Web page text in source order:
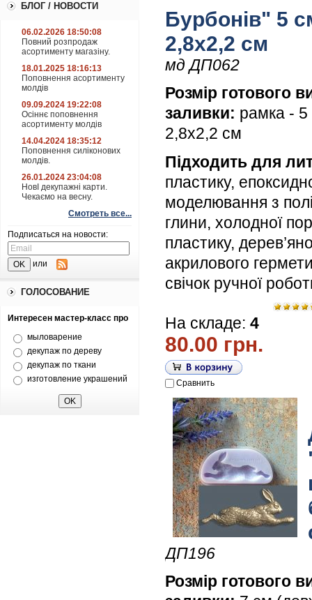
БЛОГ / НОВОСТИ
06.02.2026 18:50:08
Повний розпродаж
асортименту магазіну.
18.01.2025 18:16:13
Поповнення асортименту
молдів
09.09.2024 19:22:08
Осіннє поповнення
асортименту молдів
14.04.2024 18:35:12
Поповнення силіконових
молдів.
26.01.2024 23:04:08
НовІ декупажні карти.
Чекаємо на весну.
Смотреть все...
Подписаться на новости:
или
ГОЛОСОВАНИЕ
Интересен мастер-класс про
мыловарение
декупаж по дереву
декупаж по ткани
изготовление украшений
Бурбонів" 5
2,8х2,2 см
мд ДП062
Розмір готового
заливки: рамка - 5
2,8х2,2 см
Підходить для
пластику,
моделювання з
глини, холодної
пластику,
акрилового
свічок ручної
На складе: 4
80.00 грн.
Сравнить
ДП196
Розмір готового